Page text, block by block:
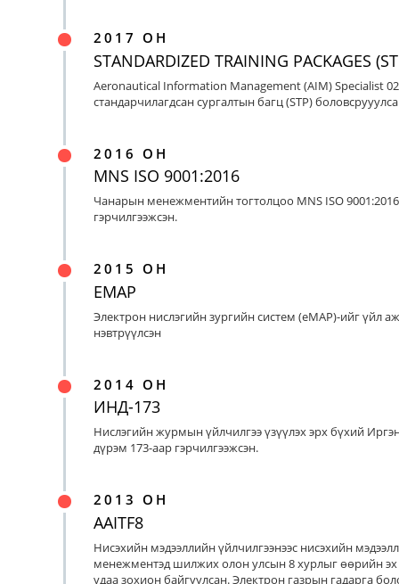
2017 ОН
STANDARDIZED TRAINING PACKAGES
Aeronautical Information Management (AIM) Specialist
стандарчилагдсан сургалтын багц (STP)
2016 ОН
MNS ISO 9001:2016
Чанарын менежментийн тогтолцоо MNS ISO
гэрчилгээжсэн.
2015 ОН
EMAP
Электрон нислэгийн зургийн систем (eMAP)-ийг үйл
нэвтрүүлсэн
2014 ОН
ИНД-173
Нислэгийн журмын үйлчилгээ үзүүлэх эрх бүхий
дүрэм 173-аар гэрчилгээжсэн.
2013 ОН
AAITF8
Нисэхийн мэдээллийн үйлчилгээнээс нисэхийн
менежментэд шилжих олон улсын 8 хурлыг өөрийн
удаа зохион байгуулсан. Электрон газрын гадарга